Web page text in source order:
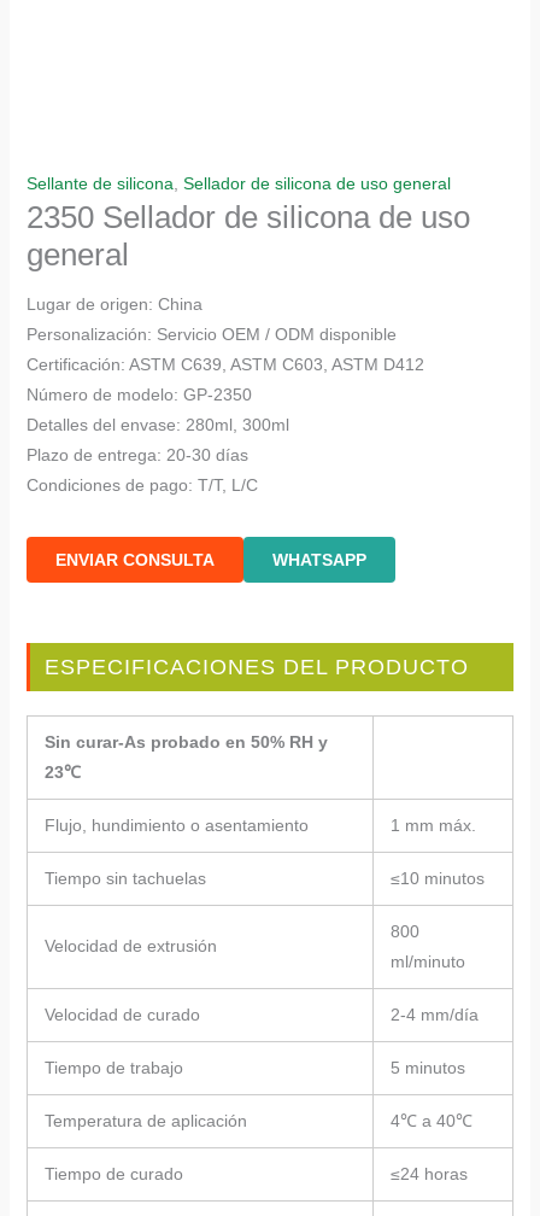
Sellante de silicona, Sellador de silicona de uso general
2350 Sellador de silicona de uso
general
Lugar de origen: China
Personalización: Servicio OEM / ODM disponible
Certificación: ASTM C639, ASTM C603, ASTM D412
Número de modelo: GP-2350
Detalles del envase: 280ml, 300ml
Plazo de entrega: 20-30 días
Condiciones de pago: T/T, L/C
ENVIAR CONSULTA WHATSAPP
ESPECIFICACIONES DEL PRODUCTO
Sin curar-As probado en 50% RH y
23℃
Flujo, hundimiento o asentamiento 1 mm máx.
Tiempo sin tachuelas ≤10 minutos
Velocidad de extrusión
800
ml/minuto
Velocidad de curado 2-4 mm/día
Tiempo de trabajo 5 minutos
Temperatura de aplicación 4℃ a 40℃
Tiempo de curado ≤24 horas